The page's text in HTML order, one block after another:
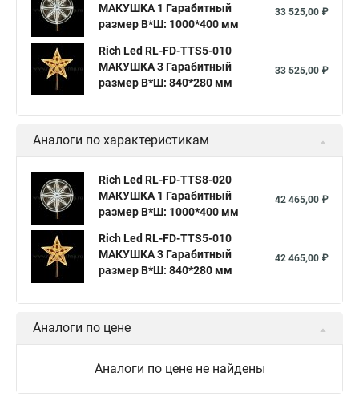
МАКУШКА 1 Гарабитный
размер В*Ш: 1000*400 мм
33 525,00 ₽
Rich Led RL-FD-TTS5-010
МАКУШКА 3 Гарабитный
размер В*Ш: 840*280 мм
33 525,00 ₽
Аналоги по характеристикам
Rich Led RL-FD-TTS8-020
МАКУШКА 1 Гарабитный
размер В*Ш: 1000*400 мм
42 465,00 ₽
Rich Led RL-FD-TTS5-010
МАКУШКА 3 Гарабитный
размер В*Ш: 840*280 мм
42 465,00 ₽
Аналоги по цене
Аналоги по цене не найдены